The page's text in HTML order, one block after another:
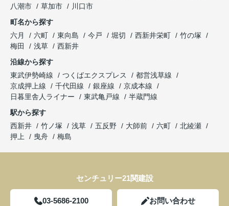
八潮市
草加市
川口市
町名から探す
六月
六町 東向島 今戸 堀切 西新井栄町
竹の塚
梅田
浅草
西新井
沿線から探す
東武伊勢崎線
つくばエクスプレス
都営浅草線
京成押上線
千代田線 銀座線
京成本線
日暮里舎人ライナー
東武亀戸線
半蔵門線
駅から探す
西新井
竹ノ塚 浅草 五反野 大師前 六町
北綾瀬
押上
曳舟 梅島
センチュリー21関建設
03-5686-2100 お問い合わせ